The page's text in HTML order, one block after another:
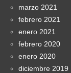
marzo 2021
febrero 2021
enero 2021
febrero 2020
enero 2020
diciembre 2019